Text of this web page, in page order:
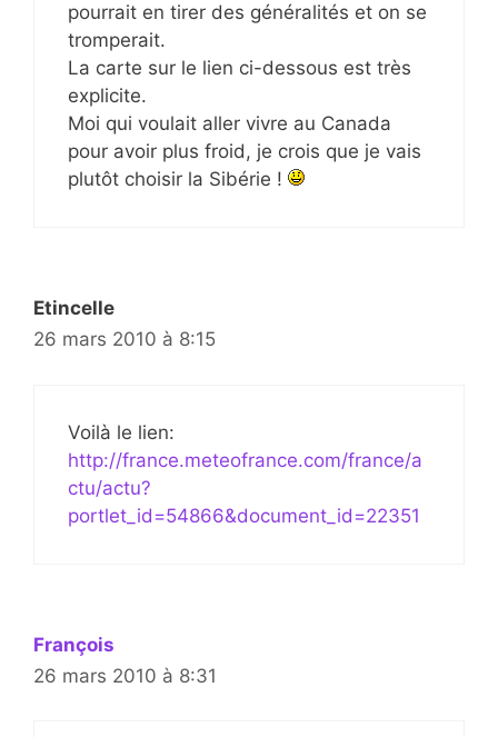
pourrait en tirer des généralités et on se
tromperait.
La carte sur le lien ci-dessous est très
explicite.
Moi qui voulait aller vivre au Canada
pour avoir plus froid, je crois que je vais
plutôt choisir la Sibérie !
Etincelle
26 mars 2010 à 8:15
Voilà le lien:
http://france.meteofrance.com/france/a
ctu/actu?
portlet_id=54866&document_id=22351
François
26 mars 2010 à 8:31